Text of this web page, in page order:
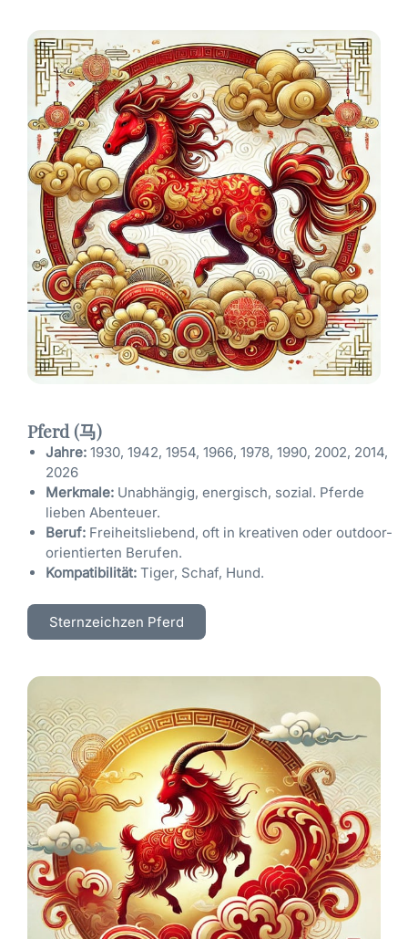
Pferd (马)
Jahre: 1930, 1942, 1954, 1966, 1978, 1990, 2002, 2014,
2026
Merkmale: Unabhängig, energisch, sozial. Pferde
lieben Abenteuer.
Beruf: Freiheitsliebend, oft in kreativen oder outdoor-
orientierten Berufen.
Kompatibilität: Tiger, Schaf, Hund.
Sternzeichzen Pferd